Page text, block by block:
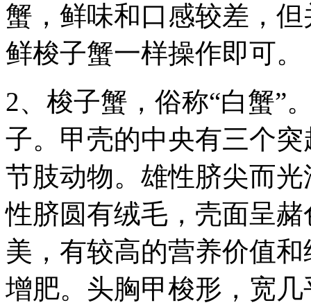
蟹，鲜味和口感较差，
鲜梭子蟹一样操作即可。
2、梭子蟹，俗称“白蟹”
子。甲壳的中央有三个
节肢动物。雄性脐尖而
性脐圆有绒毛，壳面呈
美，有较高的营养价值
增肥。头胸甲梭形，宽